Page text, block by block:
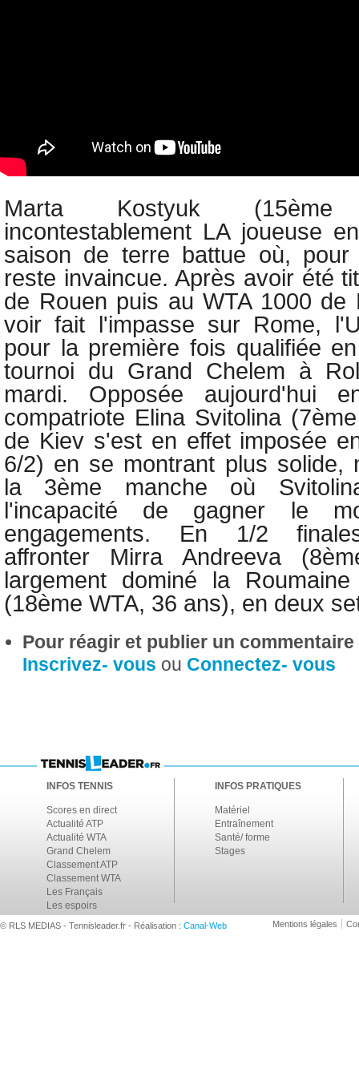
Marta Kostyuk
incontestablement LA joueuse
saison de terre battue où, pour
reste invaincue. Après avoir été
de Rouen puis au WTA 1000 de
voir fait l'impasse sur Rome,
pour la première fois qualifiée
tournoi du Grand Chelem à
mardi. Opposée aujourd'hui
compatriote Elina Svitolina
de Kiev s'est en effet imposée
6/2) en se montrant plus solide,
la 3ème manche où
l'incapacité de gagner le
engagements. En 1/2
affronter Mirra Andreeva
largement dominé la
(18ème WTA, 36 ans), en deux
Pour réagir et publier un
Inscrivez- vous ou Connectez- vous
INFOS TENNIS
Scores en direct
Actualité ATP
Actualité WTA
Grand Chelem
Classement ATP
Classement WTA
Les Français
Les espoirs
INFOS PRATIQUES
Matériel
Entraînement
Santé/ forme
Stages
© RLS MEDIAS - Tennisleader.fr - Réalisation : Canal-Web Mentions légales